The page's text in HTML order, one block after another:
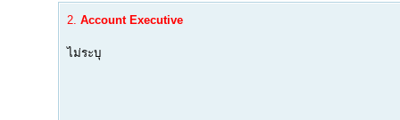
2. Account Executive
ไม่ระบุ